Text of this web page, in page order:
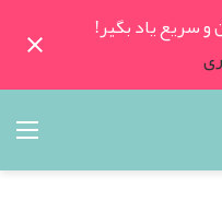
و سریع یاد بگیر!